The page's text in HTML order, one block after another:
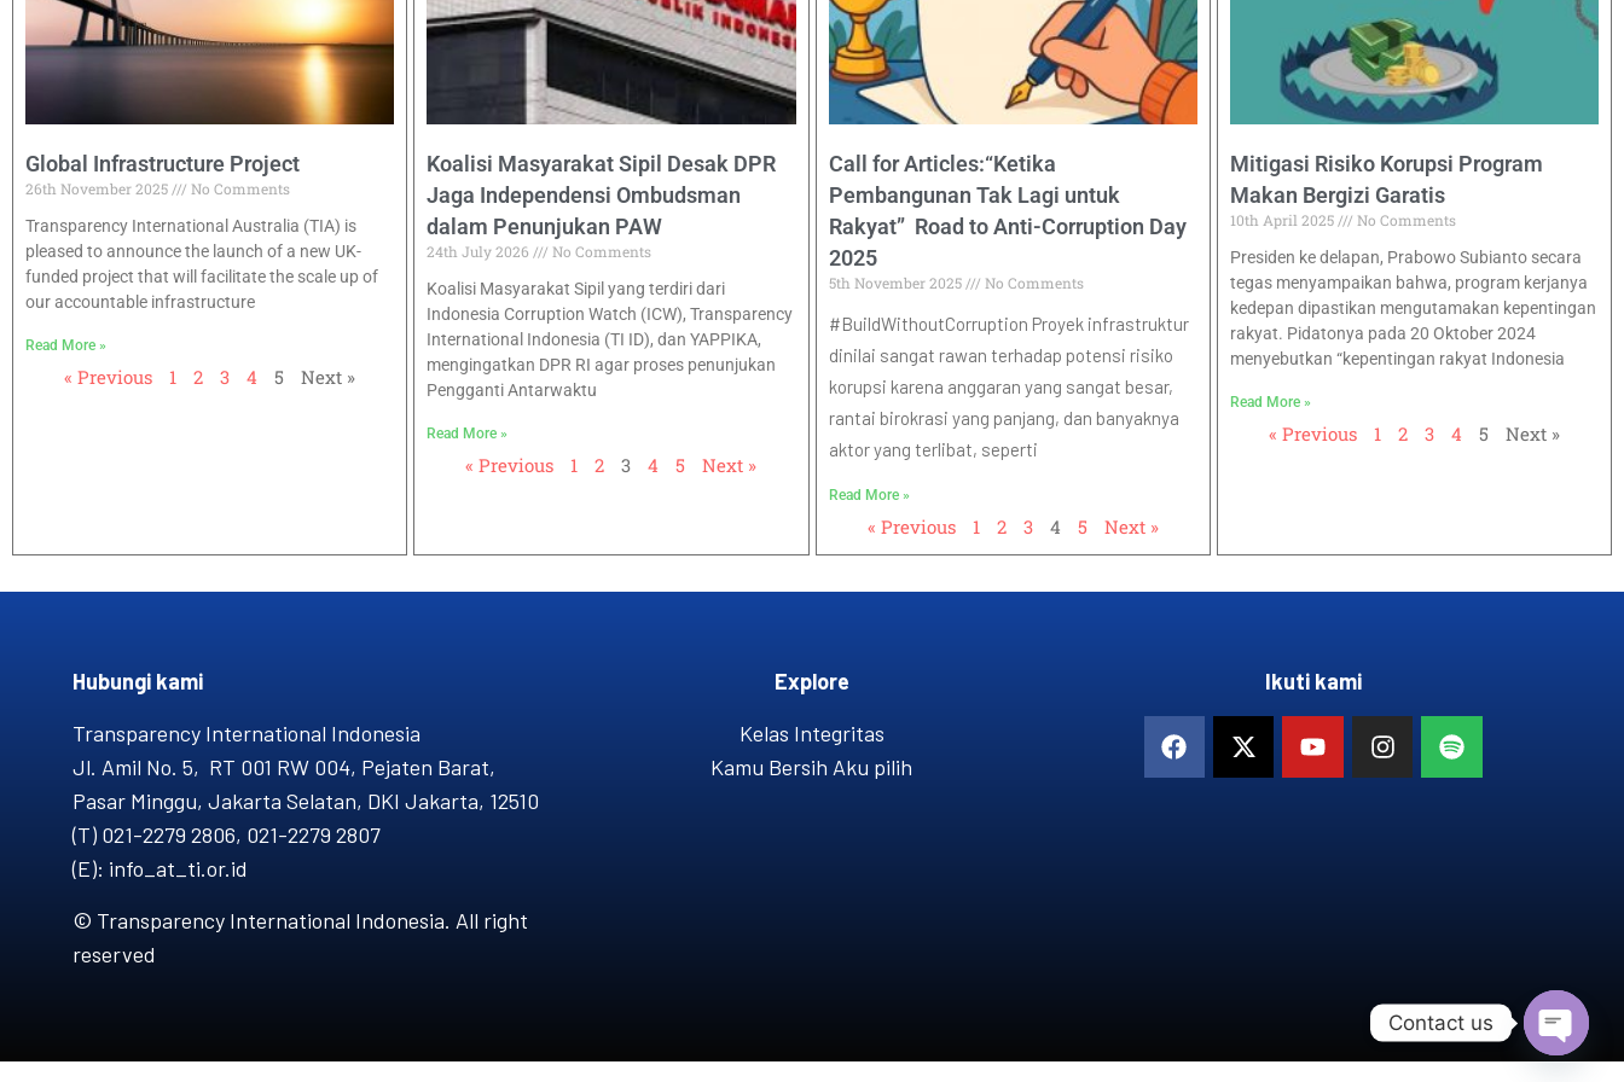
Global Infrastructure Project
26th November 2025
No Comments
Transparency International Australia (TIA) is
pleased to announce the launch of a new UK-
funded project that will facilitate the scale up of
our accountable infrastructure
Read More »
« Previous 1 2 3 4 5 Next »
Koalisi Masyarakat Sipil Desak DPR
Jaga Independensi Ombudsman
dalam Penunjukan PAW
24th July 2026
No Comments
Koalisi Masyarakat Sipil yang terdiri dari
Indonesia Corruption Watch (ICW), Transparency
International Indonesia (TI ID), dan YAPPIKA,
mengingatkan DPR RI agar proses penunjukan
Pengganti Antarwaktu
Read More »
« Previous 1 2 3 4 5 Next »
Call for Articles:“Ketika
Pembangunan Tak Lagi untuk
Rakyat” Road to Anti-Corruption Day
2025
5th November 2025 No Comments
#BuildWithoutCorruption Proyek infrastruktur
dinilai sangat rawan terhadap potensi risiko
korupsi karena anggaran yang sangat besar,
rantai birokrasi yang panjang, dan banyaknya
aktor yang terlibat, seperti
Read More »
« Previous 1 2 3 4 5 Next »
Mitigasi Risiko Korupsi Program
Makan Bergizi Garatis
10th April 2025
No Comments
Presiden ke delapan, Prabowo Subianto secara
tegas menyampaikan bahwa, program kerjanya
kedepan dipastikan mengutamakan kepentingan
rakyat. Pidatonya pada 20 Oktober 2024
menyebutkan “kepentingan rakyat Indonesia
Read More »
« Previous 1 2 3 4 5 Next »
Hubungi kami​
Transparency International Indonesia
Jl. Amil No. 5, RT 001 RW 004, Pejaten Barat,
Pasar Minggu, Jakarta Selatan, DKI Jakarta, 12510
(T) 021-2279 2806, 021-2279 2807
(E): info_at_ti.or.id
© Transparency International Indonesia. All right
reserved
Explore
Kelas Integritas
Kamu Bersih Aku pilih
Ikuti kami
Contact us
OPEN